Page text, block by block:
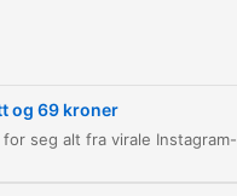
pratet. Ja, det er reklame
og 69 kroner